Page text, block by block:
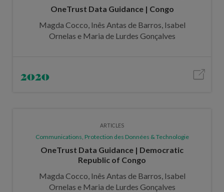
OneTrust Data Guidance | Congo
Magda Cocco, Inês Antas de Barros, Isabel
Ornelas e Maria de Lurdes Gonçalves
2020
ARTICLES
Communications, Protection des Données & Technologie
OneTrust Data Guidance | Democratic
Republic of Congo
Magda Cocco, Inês Antas de Barros, Isabel
Ornelas e Maria de Lurdes Gonçalves